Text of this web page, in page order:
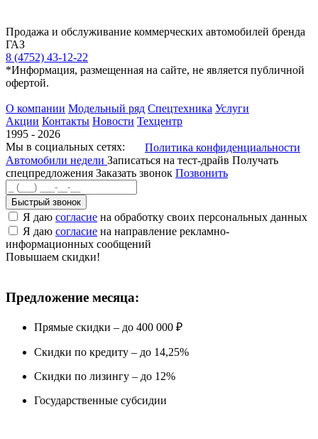
Продажа и обслуживание коммерческих автомобилей бренда
ГАЗ
8 (4752) 43-12-22
*Информация, размещенная на сайте, не является публичной
офертой.
О компании Модельный ряд Спецтехника Услуги
Акции Контакты Новости Техцентр
1995 - 2026
Мы в социальных сетях:
Политика конфиденциальности
Автомобили недели Записаться на тест-драйв Получать
спецпредложения Заказать звонок Позвонить
Быстрый звонок
Я даю согласие на обработку своих персональных данных
Я даю согласие на направление рекламно-
информационных сообщений
Повышаем скидки!
Предложение месяца:
Прямые скидки – до 400 000 ₽
Скидки по кредиту – до 14,25%
Скидки по лизингу – до 12%
Государственные субсидии